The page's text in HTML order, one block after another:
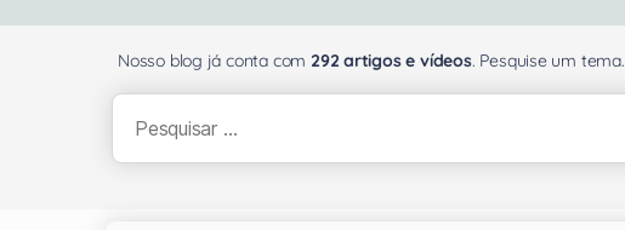
Nosso blog já conta com 292 artigos e vídeos. Pesquise um tema.